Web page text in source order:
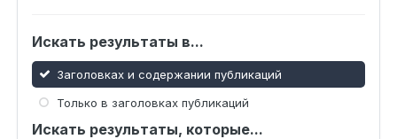
Искать результаты в...
Заголовках и содержании публикаций
Только в заголовках публикаций
Искать результаты, которые...